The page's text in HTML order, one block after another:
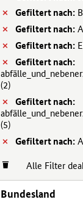
Gefiltert nach:
Gefiltert nach:
Gefiltert nach:
Gefiltert nach:
(2)
Gefiltert nach:
(5)
Gefiltert nach:
Alle Filter
Bundesland